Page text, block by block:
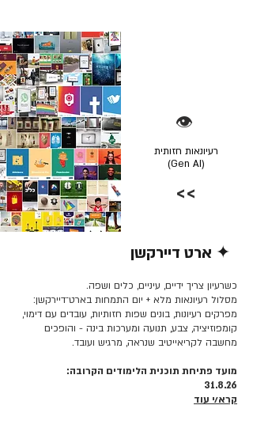
👁️
רעיונאות חזותית
(Gen AI)
>>
✦ ארט דיירקשן
כשרעיון צריך ידיים, עיניים, כלים ושפה.
מסלול רעיונאות מלא + יום התמחות בארט־דיירקשן:
מפרקים רעיונות, בונים שפות חזותיות, עובדים עם דימוי,
קומפוזיציה, צבע, תנועה ומערכות בינה - והופכים
מחשבה לקריאייטיב שנראה, מרגיש ועובד.
מועד פתיחת תוכנית הלימודים הקרובה:
31.8.26
קרא/י עוד